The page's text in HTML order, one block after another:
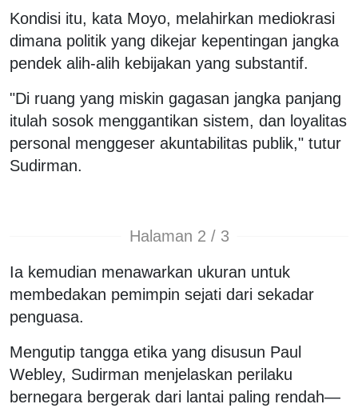
Kondisi itu, kata Moyo, melahirkan mediokrasi
dimana politik yang dikejar kepentingan jangka
pendek alih-alih kebijakan yang substantif.
"Di ruang yang miskin gagasan jangka panjang
itulah sosok menggantikan sistem, dan loyalitas
personal menggeser akuntabilitas publik," tutur
Sudirman.
Halaman 2 / 3
Ia kemudian menawarkan ukuran untuk
membedakan pemimpin sejati dari sekadar
penguasa.
Mengutip tangga etika yang disusun Paul
Webley, Sudirman menjelaskan perilaku
bernegara bergerak dari lantai paling rendah—